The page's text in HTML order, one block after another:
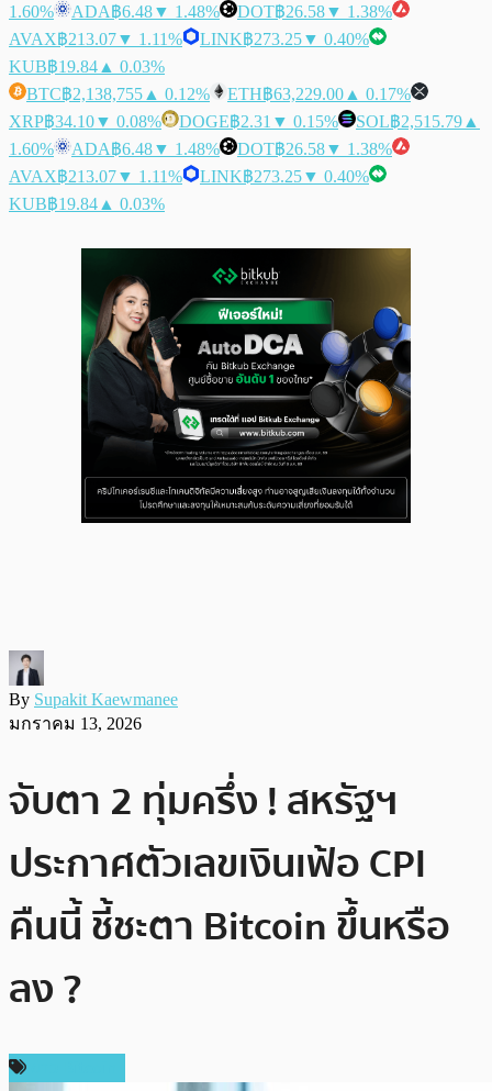
1.60%
ADA฿6.48▼ 1.48% DOT฿26.58▼ 1.38%
AVAX฿213.07▼ 1.11% LINK฿273.25▼ 0.40%
KUB฿19.84 ▲ 0.03%
BTC฿2,138,755 ▲ 0.12% ETH฿63,229.00 ▲ 0.17%
XRP฿34.10▼ 0.08% DOGE฿2.31 ▼ 0.15% SOL฿2,515.79 ▲
1.60%
ADA฿6.48▼ 1.48% DOT฿26.58▼ 1.38%
AVAX฿213.07▼ 1.11% LINK฿273.25▼ 0.40%
KUB฿19.84 ▲ 0.03%
By Supakit Kaewmanee
มกราคม 13, 2026
จับตา 2 ทุ่มครึ่ง ! สหรัฐฯ
ประกาศตัวเลขเงินเฟ้อ CPI
คืนนี้ ชี้ชะตา Bitcoin ขึ้นหรือ
ลง ?